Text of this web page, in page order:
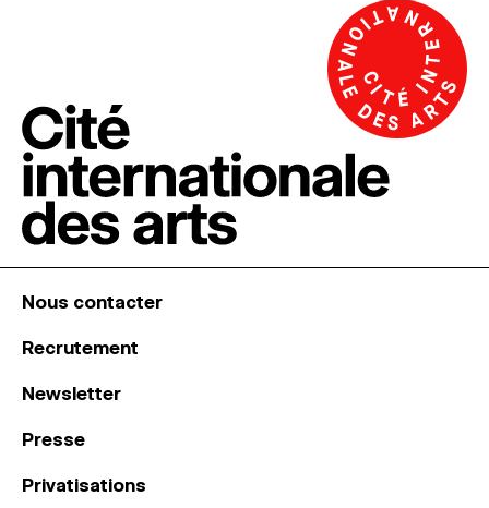
Nous contacter
Recrutement
Newsletter
Presse
Privatisations